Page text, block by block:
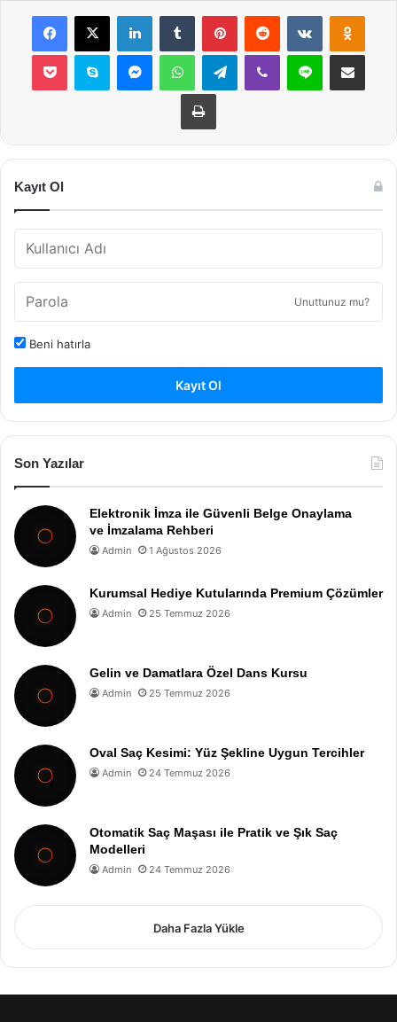
Facebook
X LinkedInTumblr PinterestReddit VKontakte
Pocket Skype MessengerWhatsAppTelegramViber Line E-Posta ile
Yazdır
Kayıt Ol
Unuttunuz mu?
Beni hatırla
Kayıt Ol
Son Yazılar
Elektronik İmza ile Güvenli Belge Onaylama
ve İmzalama Rehberi
Admin 1 Ağustos 2026
Kurumsal Hediye Kutularında Premium Çözümler
Admin 25 Temmuz 2026
Gelin ve Damatlara Özel Dans Kursu
Admin 25 Temmuz 2026
Oval Saç Kesimi: Yüz Şekline Uygun Tercihler
Admin 24 Temmuz 2026
Otomatik Saç Maşası ile Pratik ve Şık Saç
Modelleri
Admin 24 Temmuz 2026
Daha Fazla Yükle